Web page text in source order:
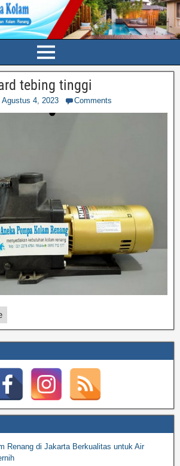
tebing tinggi
Agustus 4, 2023 Comments
Renang di Jakarta Berkualitas untuk Air